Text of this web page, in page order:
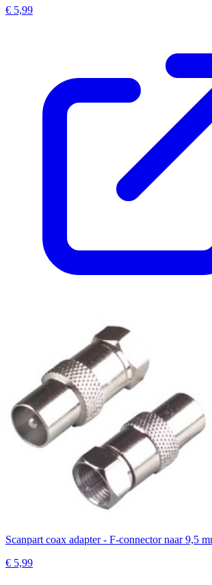
€ 5,99
Scanpart coax adapter - F-connector naar 9,5
€ 5,99